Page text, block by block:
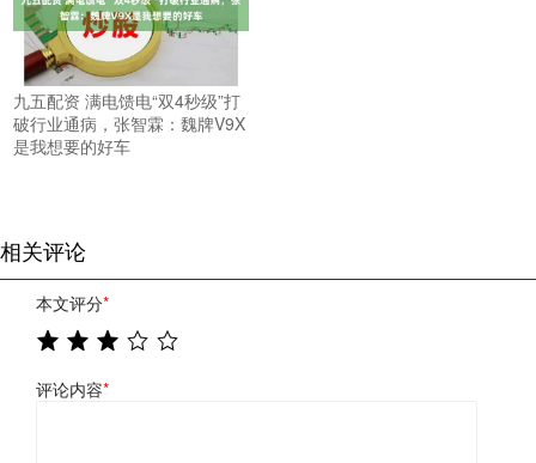
九五配资 满电馈电“双4秒级”打
破行业通病，张智霖：魏牌V9X
是我想要的好车
相关评论
本文评分*
评论内容*